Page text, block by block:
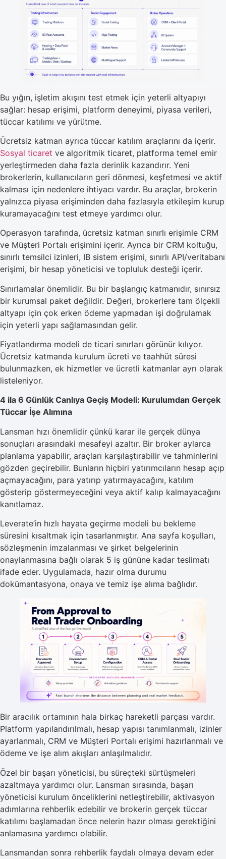
Bu yığın, işletim akışını test etmek için yeterli altyapıyı
sağlar: hesap erişimi, platform deneyimi, piyasa verileri,
tüccar katılımı ve yürütme.
Ücretsiz katman ayrıca tüccar katılım araçlarını da içerir.
Sosyal ticaret ve algoritmik ticaret, platforma temel emir
yerleştirmeden daha fazla derinlik kazandırır. Yeni
brokerlerin, kullanıcıların geri dönmesi, keşfetmesi ve aktif
kalması için nedenlere ihtiyacı vardır. Bu araçlar, brokerin
yalnızca piyasa erişiminden daha fazlasıyla etkileşim kurup
kuramayacağını test etmeye yardımcı olur.
Operasyon tarafında, ücretsiz katman sınırlı erişimle CRM
ve Müşteri Portalı erişimini içerir. Ayrıca bir CRM koltuğu,
sınırlı temsilci izinleri, IB sistem erişimi, sınırlı API/veritabanı
erişimi, bir hesap yöneticisi ve topluluk desteği içerir.
Sınırlamalar önemlidir. Bu bir başlangıç katmanıdır, sınırsız
bir kurumsal paket değildir. Değeri, brokerlere tam ölçekli
altyapı için çok erken ödeme yapmadan işi doğrulamak
için yeterli yapı sağlamasından gelir.
Fiyatlandırma modeli de ticari sınırları görünür kılıyor.
Ücretsiz katmanda kurulum ücreti ve taahhüt süresi
bulunmazken, ek hizmetler ve ücretli katmanlar ayrı olarak
listeleniyor.
4 ila 6 Günlük Canlıya Geçiş Modeli: Kurulumdan Gerçek
Tüccar İşe Alımına
Lansman hızı önemlidir çünkü karar ile gerçek dünya
sonuçları arasındaki mesafeyi azaltır. Bir broker aylarca
planlama yapabilir, araçları karşılaştırabilir ve tahminlerini
gözden geçirebilir. Bunların hiçbiri yatırımcıların hesap açıp
açmayacağını, para yatırıp yatırmayacağını, katılım
gösterip göstermeyeceğini veya aktif kalıp kalmayacağını
kanıtlamaz.
Leverate’in hızlı hayata geçirme modeli bu bekleme
süresini kısaltmak için tasarlanmıştır. Ana sayfa koşulları,
sözleşmenin imzalanması ve şirket belgelerinin
onaylanmasına bağlı olarak 5 iş gününe kadar teslimatı
ifade eder. Uygulamada, hazır olma durumu
dokümantasyona, onaya ve temiz işe alıma bağlıdır.
Bir aracılık ortamının hala birkaç hareketli parçası vardır.
Platform yapılandırılmalı, hesap yapısı tanımlanmalı, izinler
ayarlanmalı, CRM ve Müşteri Portalı erişimi hazırlanmalı ve
ödeme ve işe alım akışları anlaşılmalıdır.
Özel bir başarı yöneticisi, bu süreçteki sürtüşmeleri
azaltmaya yardımcı olur. Lansman sırasında, başarı
yöneticisi kurulum önceliklerini netleştirebilir, aktivasyon
adımlarına rehberlik edebilir ve brokerin gerçek tüccar
katılımı başlamadan önce nelerin hazır olması gerektiğini
anlamasına yardımcı olabilir.
Lansmandan sonra rehberlik faydalı olmaya devam eder